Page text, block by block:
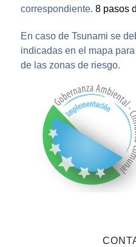
correspondiente. 8 pasos
En caso de Tsunami se
indicadas en el mapa
de las zonas de riesgo.